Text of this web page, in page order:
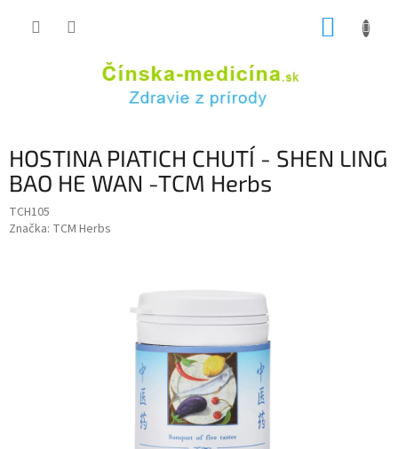
HOSTINA PIATICH CHUTÍ - SHEN LING
BAO HE WAN -TCM Herbs
TCH105
Značka: TCM Herbs